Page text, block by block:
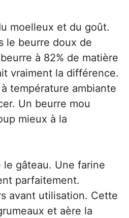
moelleux et du goût.
le beurre doux de
à 82% de matière
vraiment la différence.
température ambiante
Un beurre mou
mieux à la
le gâteau. Une farine
parfaitement.
avant utilisation. Cette
et aère la